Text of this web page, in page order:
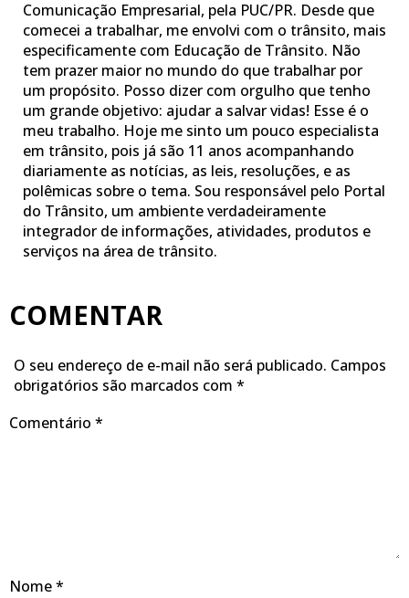
Comunicação Empresarial, pela PUC/PR. Desde que
comecei a trabalhar, me envolvi com o trânsito, mais
especificamente com Educação de Trânsito. Não
tem prazer maior no mundo do que trabalhar por
um propósito. Posso dizer com orgulho que tenho
um grande objetivo: ajudar a salvar vidas! Esse é o
meu trabalho. Hoje me sinto um pouco especialista
em trânsito, pois já são 11 anos acompanhando
diariamente as notícias, as leis, resoluções, e as
polêmicas sobre o tema. Sou responsável pelo Portal
do Trânsito, um ambiente verdadeiramente
integrador de informações, atividades, produtos e
serviços na área de trânsito.
COMENTAR
O seu endereço de e-mail não será publicado. Campos
obrigatórios são marcados com *
Comentário *
Nome*